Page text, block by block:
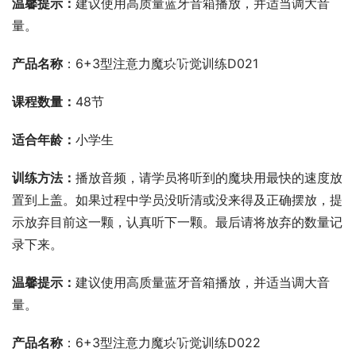
温馨提示： 建议使用高质量蓝牙音箱播放，并适当调大音
量。
产品名称：6+3型注意力魔块听觉训练D021
课程数量： 48节
适合年龄： 小学生
训练方法： 播放音频，请学员将听到的魔块用最快的速度放
置到上盖。如果过程中学员没听清或没来得及正确摆放，提
示放弃目前这一颗，认真听下一颗。最后请将放弃的数量记
录下来。
温馨提示： 建议使用高质量蓝牙音箱播放，并适当调大音
量。
产品名称：6+3型注意力魔块听觉训练D022